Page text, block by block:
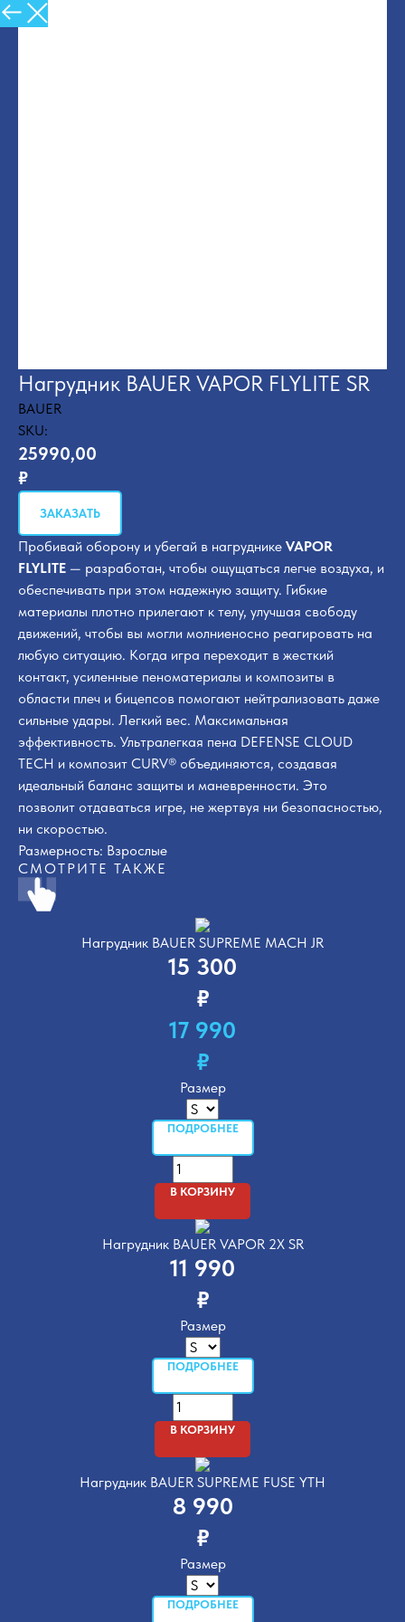
Назад в Каталог
Нагрудник BAUER VAPOR FLYLITE SR
BAUER
SKU:
25990,00
₽
ЗАКАЗАТЬ
Пробивай оборону и убегай в нагруднике VAPOR
FLYLITE — разработан, чтобы ощущаться легче воздуха, и
обеспечивать при этом надежную защиту. Гибкие
материалы плотно прилегают к телу, улучшая свободу
движений, чтобы вы могли молниеносно реагировать на
любую ситуацию. Когда игра переходит в жесткий
контакт, усиленные пеноматериалы и композиты в
области плеч и бицепсов помогают нейтрализовать даже
сильные удары. Легкий вес. Максимальная
эффективность. Ультралегкая пена DEFENSE CLOUD
TECH и композит CURV® объединяются, создавая
идеальный баланс защиты и маневренности. Это
позволит отдаваться игре, не жертвуя ни безопасностью,
ни скоростью.
Размерность: Взрослые
СМОТРИТЕ ТАКЖЕ
Нагрудник BAUER SUPREME MACH JR
15 300
₽
17 990
₽
Размер
ПОДРОБНЕЕ
В КОРЗИНУ
Нагрудник BAUER VAPOR 2X SR
11 990
₽
Размер
ПОДРОБНЕЕ
В КОРЗИНУ
Нагрудник BAUER SUPREME FUSE YTH
8 990
₽
Размер
ПОДРОБНЕЕ